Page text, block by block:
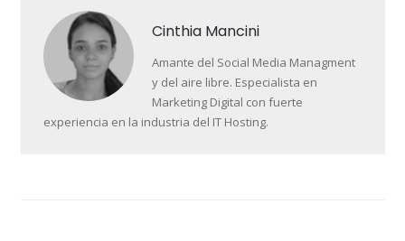
Cinthia Mancini
Amante del Social Media Managment
y del aire libre. Especialista en
Marketing Digital con fuerte
experiencia en la industria del IT Hosting.